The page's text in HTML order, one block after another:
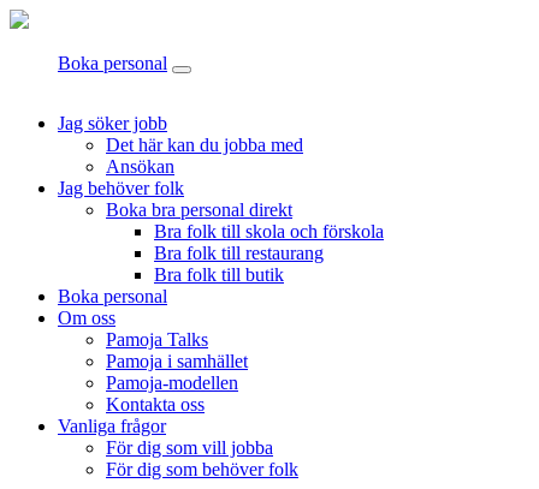
Boka personal
Jag söker jobb
Det här kan du jobba med
Ansökan
Jag behöver folk
Boka bra personal direkt
Bra folk till skola och förskola
Bra folk till restaurang
Bra folk till butik
Boka personal
Om oss
Pamoja Talks
Pamoja i samhället
Pamoja-modellen
Kontakta oss
Vanliga frågor
För dig som vill jobba
För dig som behöver folk